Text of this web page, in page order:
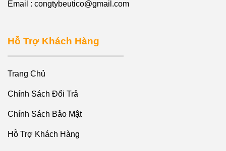
Email : congtybeutico@gmail.com
Hỗ Trợ Khách Hàng
Trang Chủ
Chính Sách Đổi Trả
Chính Sách Bảo Mật
Hỗ Trợ Khách Hàng